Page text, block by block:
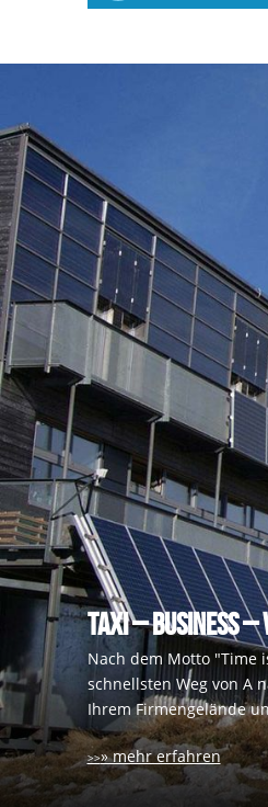
TAXI – BUSINESS –
Nach dem Motto "Time
schnellsten Weg von A
Ihrem Firmengelände
» mehr erfahren